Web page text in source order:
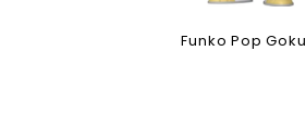
Funko Pop Goku